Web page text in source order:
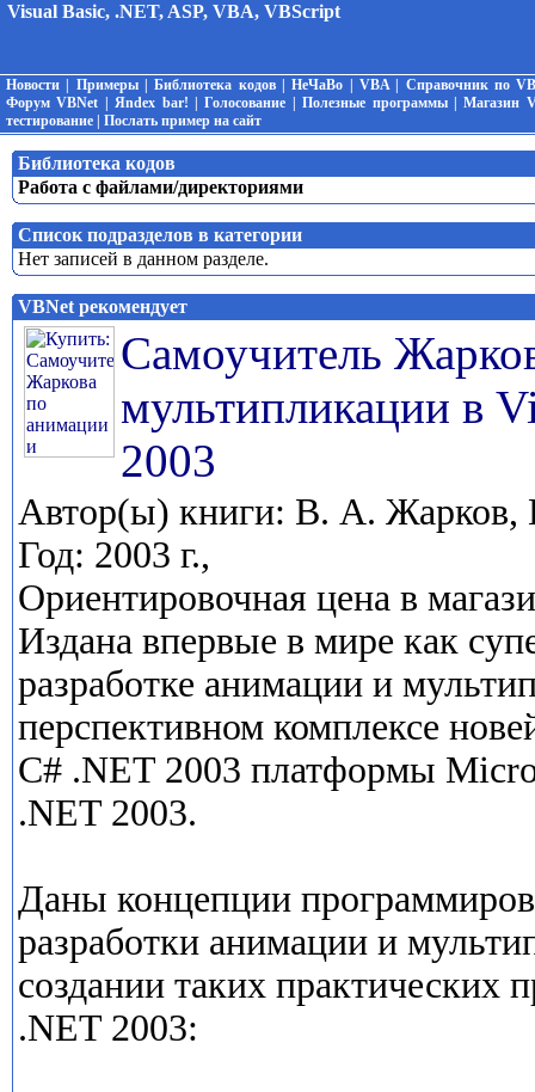
Visual Basic, .NET, ASP, VBA, VBScript
Новости Примеры|Библиотека кодов|НеЧаВо VBA| Справочник по
Форум VBNet |Яndex bar! |Голосование |Полезные программы|Магазин
тестирование
Послать пример на сайт
Библиотека кодов
Работа с файлами/директориями
Список подразделов в категории
Нет записей в данном разделе.
VBNet рекомендует
Самоучитель
мультипликации в
2003
Автор(ы) книги: В. А. Жарков,
Год: 2003 г.,
Ориентировочная цена в
Издана впервые в мире как
разработке анимации и
перспективном комплексе
С# .NET 2003 платформы
.NET 2003.
Даны концепции
разработки анимации и
создании таких практических
.NET 2003: